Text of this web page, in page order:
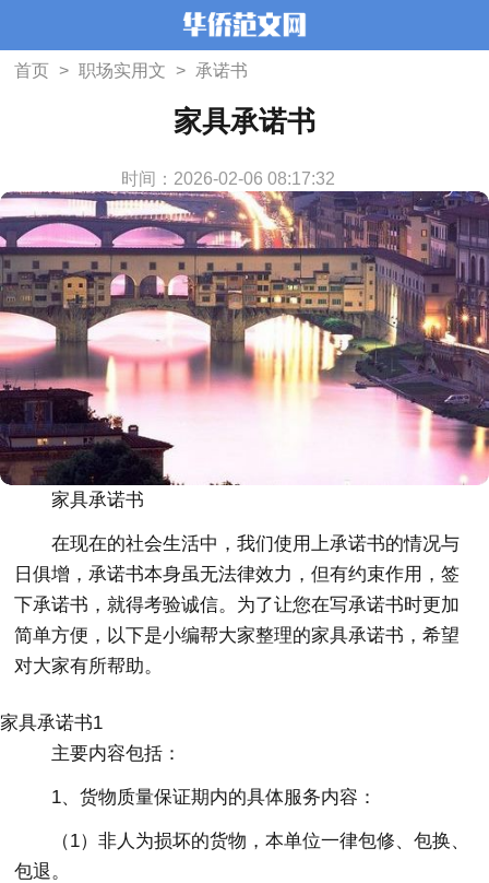
首页 > 职场实用文 > 承诺书
家具承诺书
时间：2026-02-06 08:17:32
家具承诺书
在现在的社会生活中，我们使用上承诺书的情况与
日俱增，承诺书本身虽无法律效力，但有约束作用，签
下承诺书，就得考验诚信。为了让您在写承诺书时更加
简单方便，以下是小编帮大家整理的家具承诺书，希望
对大家有所帮助。
家具承诺书1
主要内容包括：
1、货物质量保证期内的具体服务内容：
（1）非人为损坏的货物，本单位一律包修、包换、
包退。